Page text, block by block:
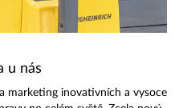
u nás
marketing inovativních a vysoce